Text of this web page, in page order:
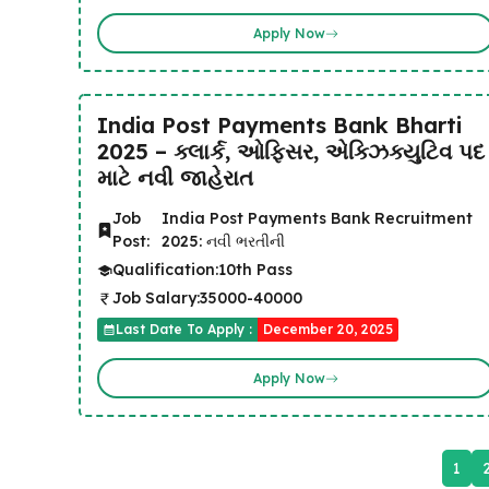
Apply Now
India Post Payments Bank Bharti
2025 – ક્લાર્ક, ઓફિસર, એક્ઝિક્યુટિવ પદ
માટે નવી જાહેરાત
Job
Post:
India Post Payments Bank Recruitment
2025: નવી ભરતીની
Qualification:10th Pass
Job Salary:35000-40000
Last Date To Apply : December 20, 2025
Apply Now
1